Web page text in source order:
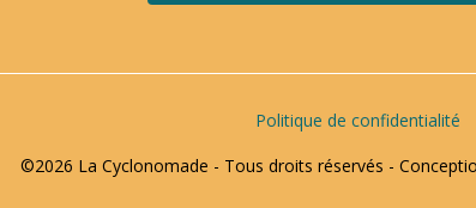
Politique de confidentialité
©2026 La Cyclonomade - Tous droits réservés -